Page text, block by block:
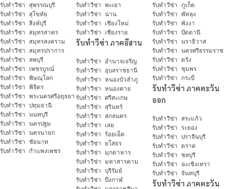
รับทำวีซ่า สุพรรณบุรี
รับทำวีซ่า สุโขทัย
รับทำวีซ่า สิงห์บุรี
รับทำวีซ่า สมุทรสาคร
รับทำวีซ่า สมุทรสงคราม
รับทำวีซ่า สมุทรปราการ
รับทำวีซ่า ลพบุรี
รับทำวีซ่า เพชรบูรณ์
รับทำวีซ่า พิษณุโลก
รับทำวีซ่า พิจิตร
รับทำวีซ่า พระนครศรีอยุธยา
รับทำวีซ่า ปทุมธานี
รับทำวีซ่า นนทบุรี
รับทำวีซ่า นครปฐม
รับทำวีซ่า นครนายก
รับทำวีซ่า ชัยนาท
รับทำวีซ่า กำแพงเพชร
รับทำวีซ่า พะเยา
รับทำวีซ่า น่าน
รับทำวีซ่า เชียงใหม่
รับทำวีซ่า เชียงราย
รับทำวีซ่า ภาคอีสาน
รับทำวีซ่า อำนาจเจริญ
รับทำวีซ่า อุบลราชธานี
รับทำวีซ่า หนองบัวลำภู
รับทำวีซ่า หนองคาย
รับทำวีซ่า ศรีสะเกษ
รับทำวีซ่า สุรินทร์
รับทำวีซ่า สกลนคร
รับทำวีซ่า เลย
รับทำวีซ่า ร้อยเอ็ด
รับทำวีซ่า ยโสธร
รับทำวีซ่า มุกดาหาร
รับทำวีซ่า มหาสารคาม
รับทำวีซ่า บุรีรัมย์
รับทำวีซ่า บึงกาฬ
รับทำวีซ่า ภูเก็ต
รับทำวีซ่า พัทลุง
รับทำวีซ่า พังงา
รับทำวีซ่า ปัตตานี
รับทำวีซ่า นราธิวาส
รับทำวีซ่า นครศรีธรรมราช
รับทำวีซ่า ตรัง
รับทำวีซ่า ชุมพร
รับทำวีซ่า กระบี่
รับทำวีซ่า ภาคตะวัน
ออก
รับทำวีซ่า สระแก้ว
รับทำวีซ่า ระยอง
รับทำวีซ่า ปราจีนบุรี
รับทำวีซ่า ตราด
รับทำวีซ่า ชลบุรี
รับทำวีซ่า ฉะเชิงเทรา
รับทำวีซ่า จันทบุรี
รับทำวีซ่า ภาคตะวัน